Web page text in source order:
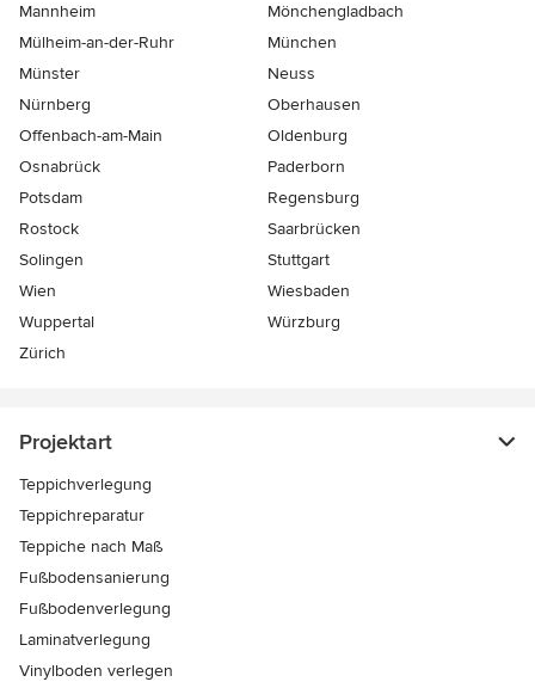
Mannheim
Mönchen­gladbach
Mülheim-an-der-Ruhr
München
Münster
Neuss
Nürnberg
Oberhausen
Offenbach-am-Main
Oldenburg
Osnabrück
Paderborn
Potsdam
Regensburg
Rostock
Saarbrücken
Solingen
Stuttgart
Wien
Wiesbaden
Wuppertal
Würzburg
Zürich
Projektart
Teppichverlegung
Teppichreparatur
Teppiche nach Maß
Fußbodensanierung
Fußbodenverlegung
Laminatverlegung
Vinylboden verlegen